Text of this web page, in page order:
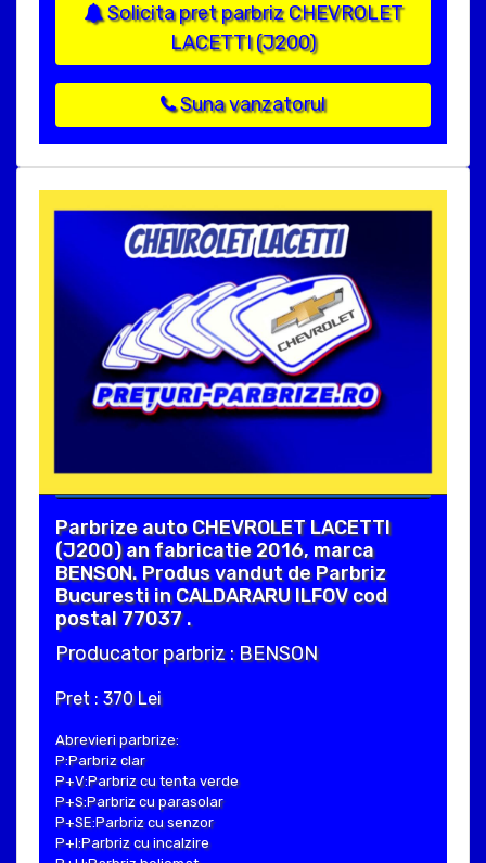
Solicita pret parbriz CHEVROLET
LACETTI (J200)
Suna vanzatorul
Parbrize auto CHEVROLET LACETTI
(J200) an fabricatie 2016, marca
BENSON. Produs vandut de Parbriz
Bucuresti in CALDARARU ILFOV cod
postal 77037 .
Producator parbriz : BENSON
Pret : 370 Lei
Abrevieri parbrize:
P:Parbriz clar
P+V:Parbriz cu tenta verde
P+S:Parbriz cu parasolar
P+SE:Parbriz cu senzor
P+I:Parbriz cu incalzire